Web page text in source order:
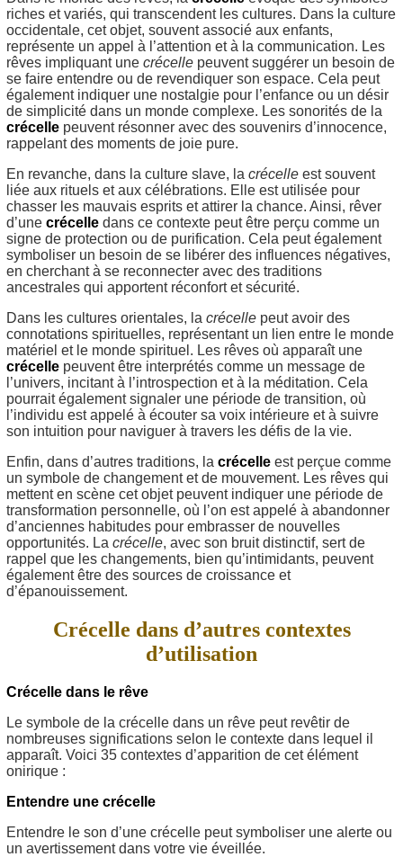
riches et variés, qui transcendent les cultures. Dans la culture
occidentale, cet objet, souvent associé aux enfants,
représente un appel à l’attention et à la communication. Les
rêves impliquant une crécelle peuvent suggérer un besoin de
se faire entendre ou de revendiquer son espace. Cela peut
également indiquer une nostalgie pour l’enfance ou un désir
de simplicité dans un monde complexe. Les sonorités de la
crécelle peuvent résonner avec des souvenirs d’innocence,
rappelant des moments de joie pure.
En revanche, dans la culture slave, la crécelle est souvent
liée aux rituels et aux célébrations. Elle est utilisée pour
chasser les mauvais esprits et attirer la chance. Ainsi, rêver
d’une crécelle dans ce contexte peut être perçu comme un
signe de protection ou de purification. Cela peut également
symboliser un besoin de se libérer des influences négatives,
en cherchant à se reconnecter avec des traditions
ancestrales qui apportent réconfort et sécurité.
Dans les cultures orientales, la crécelle peut avoir des
connotations spirituelles, représentant un lien entre le monde
matériel et le monde spirituel. Les rêves où apparaît une
crécelle peuvent être interprétés comme un message de
l’univers, incitant à l’introspection et à la méditation. Cela
pourrait également signaler une période de transition, où
l’individu est appelé à écouter sa voix intérieure et à suivre
son intuition pour naviguer à travers les défis de la vie.
Enfin, dans d’autres traditions, la crécelle est perçue comme
un symbole de changement et de mouvement. Les rêves qui
mettent en scène cet objet peuvent indiquer une période de
transformation personnelle, où l’on est appelé à abandonner
d’anciennes habitudes pour embrasser de nouvelles
opportunités. La crécelle, avec son bruit distinctif, sert de
rappel que les changements, bien qu’intimidants, peuvent
également être des sources de croissance et
d’épanouissement.
Crécelle dans d’autres contextes
d’utilisation
Crécelle dans le rêve
Le symbole de la crécelle dans un rêve peut revêtir de
nombreuses significations selon le contexte dans lequel il
apparaît. Voici 35 contextes d’apparition de cet élément
onirique :
Entendre une crécelle
Entendre le son d’une crécelle peut symboliser une alerte ou
un avertissement dans votre vie éveillée.